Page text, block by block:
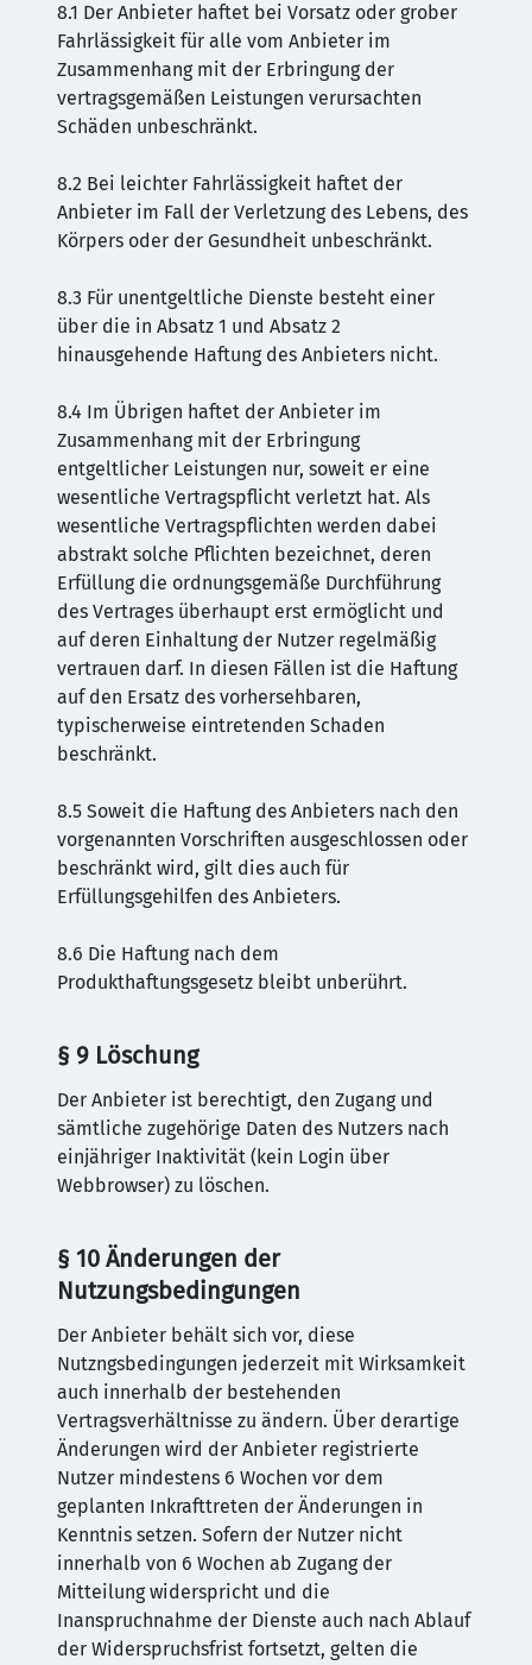
8.1 Der Anbieter haftet bei Vorsatz oder grober
Fahrlässigkeit für alle vom Anbieter im
Zusammenhang mit der Erbringung der
vertragsgemäßen Leistungen verursachten
Schäden unbeschränkt.
8.2 Bei leichter Fahrlässigkeit haftet der
Anbieter im Fall der Verletzung des Lebens, des
Körpers oder der Gesundheit unbeschränkt.
8.3 Für unentgeltliche Dienste besteht einer
über die in Absatz 1 und Absatz 2
hinausgehende Haftung des Anbieters nicht.
8.4 Im Übrigen haftet der Anbieter im
Zusammenhang mit der Erbringung
entgeltlicher Leistungen nur, soweit er eine
wesentliche Vertragspflicht verletzt hat. Als
wesentliche Vertragspflichten werden dabei
abstrakt solche Pflichten bezeichnet, deren
Erfüllung die ordnungsgemäße Durchführung
des Vertrages überhaupt erst ermöglicht und
auf deren Einhaltung der Nutzer regelmäßig
vertrauen darf. In diesen Fällen ist die Haftung
auf den Ersatz des vorhersehbaren,
typischerweise eintretenden Schaden
beschränkt.
8.5 Soweit die Haftung des Anbieters nach den
vorgenannten Vorschriften ausgeschlossen oder
beschränkt wird, gilt dies auch für
Erfüllungsgehilfen des Anbieters.
8.6 Die Haftung nach dem
Produkthaftungsgesetz bleibt unberührt.
§ 9 Löschung
Der Anbieter ist berechtigt, den Zugang und
sämtliche zugehörige Daten des Nutzers nach
einjähriger Inaktivität (kein Login über
Webbrowser) zu löschen.
§ 10 Änderungen der
Nutzungsbedingungen
Der Anbieter behält sich vor, diese
Nutzngsbedingungen jederzeit mit Wirksamkeit
auch innerhalb der bestehenden
Vertragsverhältnisse zu ändern. Über derartige
Änderungen wird der Anbieter registrierte
Nutzer mindestens 6 Wochen vor dem
geplanten Inkrafttreten der Änderungen in
Kenntnis setzen. Sofern der Nutzer nicht
innerhalb von 6 Wochen ab Zugang der
Mitteilung widerspricht und die
Inanspruchnahme der Dienste auch nach Ablauf
der Widerspruchsfrist fortsetzt, gelten die